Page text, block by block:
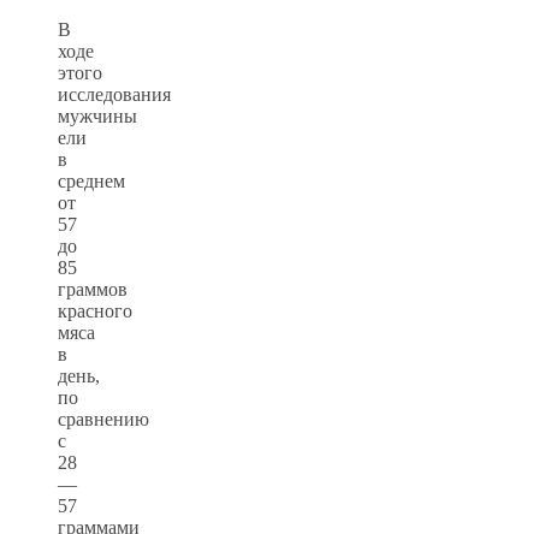
В
ходе
этого
исследования
мужчины
ели
в
среднем
от
57
до
85
граммов
красного
мяса
в
день,
по
сравнению
с
28
—
57
граммами